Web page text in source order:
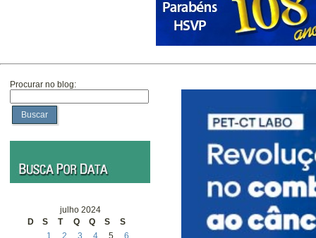
Procurar no blog:
Buscar
julho 2024
D
S T Q Q S
S
1
2 3 4 5
6